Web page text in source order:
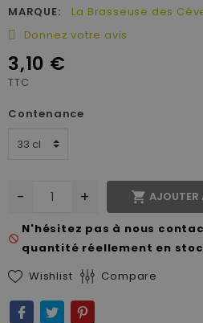
MARQUE:
La Brasseuse des
Donnez votre avis
3,10 €
TTC
Contenance
- +  AJOUTER
not_interested
N'hésitez pas à nous
quantité réellement en
Wishlist
Compare